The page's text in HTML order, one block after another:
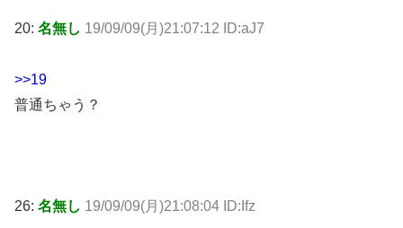
20: 名無し 19/09/09(月)21:07:12 ID:aJ7
>>19
普通ちゃう？
26: 名無し 19/09/09(月)21:08:04 ID:Ifz